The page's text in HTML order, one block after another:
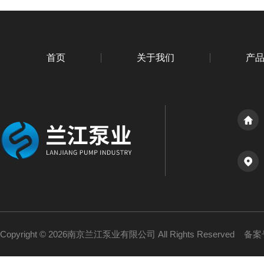
首页 关于我们 产
Copyright © 2026南京兰江泵业有限公司 All Rights Reserved 备案